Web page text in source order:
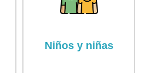
Niños y niñas